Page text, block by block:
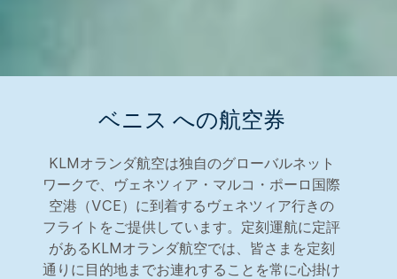
ベニス への航空券
KLMオランダ航空は独自のグローバルネット
ワークで、ヴェネツィア・マルコ・ポーロ国際
空港（VCE）に到着するヴェネツィア行きの
フライトをご提供しています。定刻運航に定評
があるKLMオランダ航空では、皆さまを定刻
通りに目的地までお連れすることを常に心掛け